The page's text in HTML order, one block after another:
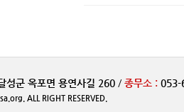
성군 옥포면 용연사길 260 / 종무소 : 053-
ALL RIGHT RESERVED.